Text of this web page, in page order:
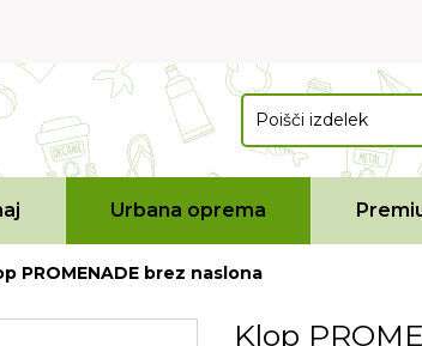
Urbana oprema
PROMENADE brez naslona
Klop